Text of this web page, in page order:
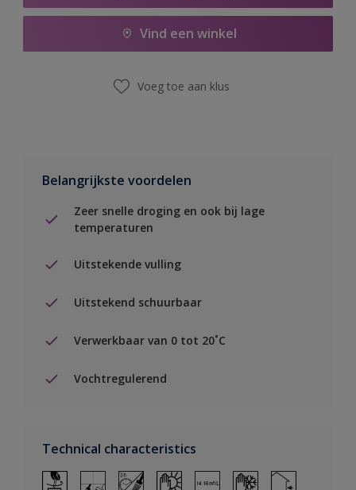
Vind een winkel
Voeg toe aan klus
Belangrijkste voordelen
Zeer snelle droging en ook bij lage
temperaturen
Uitstekende vulling
Uitstekend schuurbaar
Verwerkbaar van 0 tot 20˚C
Vochtregulerend
Technical characteristics